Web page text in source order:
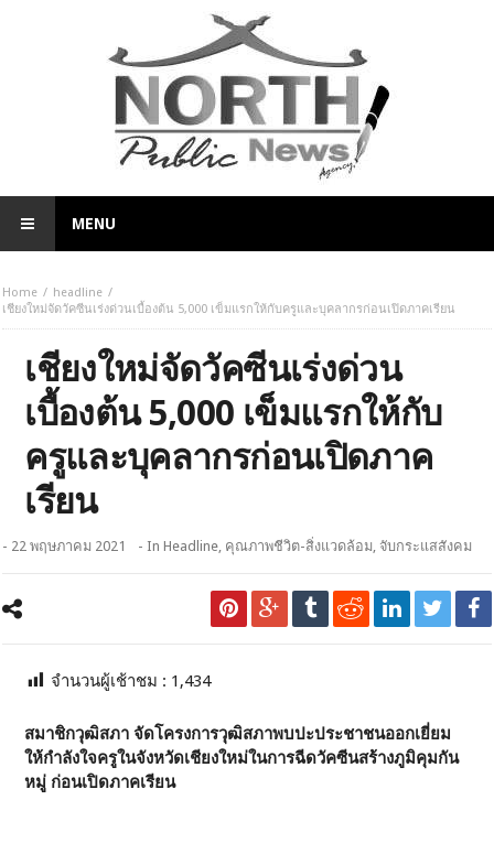
MENU
Home
headline
เชียงใหม่จัดวัคซีนเร่งด่วนเบื้องต้น 5,000 เข็มแรกให้กับครูและบุคลากรก่อนเปิดภาคเรียน
เชียงใหม่จัดวัคซีนเร่งด่วน
เบื้องต้น 5,000 เข็มแรกให้กับ
ครูและบุคลากรก่อนเปิดภาค
เรียน
- 22 พฤษภาคม 2021 - InHeadline, คุณภาพชีวิต-สิ่งแวดล้อม, จับกระแสสังคม
จำนวนผู้เช้าชม : 1,434
สมาชิกวุฒิสภา จัดโครงการวุฒิสภาพบปะประชาชนออกเยี่ยม
ให้กำลังใจครูในจังหวัดเชียงใหม่ในการฉีดวัคซีนสร้างภูมิคุมกัน
หมู่ ก่อนเปิดภาคเรียน